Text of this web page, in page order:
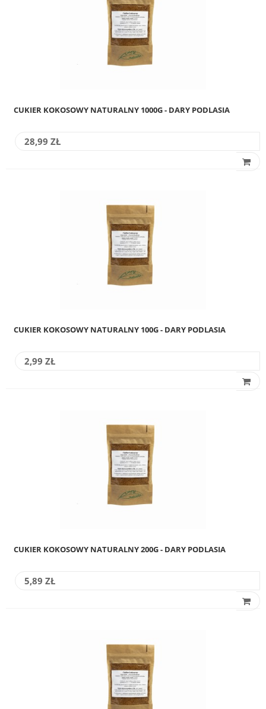
CUKIER KOKOSOWY NATURALNY 1000G - DARY PODLASIA
28,99 ZŁ
CUKIER KOKOSOWY NATURALNY 100G - DARY PODLASIA
2,99 ZŁ
CUKIER KOKOSOWY NATURALNY 200G - DARY PODLASIA
5,89 ZŁ